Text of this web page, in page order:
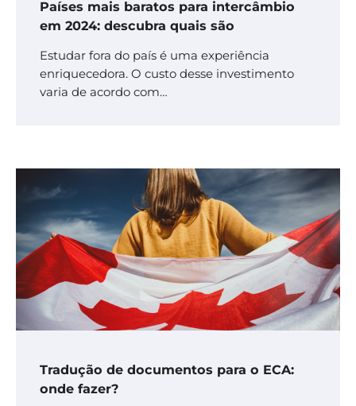
Países mais baratos para intercâmbio
em 2024: descubra quais são
Estudar fora do país é uma experiência
enriquecedora. O custo desse investimento
varia de acordo com…
Tradução de documentos para o ECA:
onde fazer?